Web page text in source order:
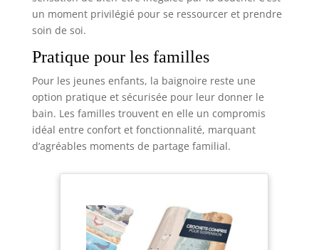
un moment privilégié pour se ressourcer et prendre
soin de soi.
Pratique pour les familles
Pour les jeunes enfants, la baignoire reste une
option pratique et sécurisée pour leur donner le
bain. Les familles trouvent en elle un compromis
idéal entre confort et fonctionnalité, marquant
d’agréables moments de partage familial.